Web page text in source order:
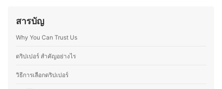
ทดลองวัตถุดิบใหม่ ๆ และแบ่งปันความรู้ผ่านบทความด้าน
สามารถนำไปต่อยอดได้อีกด้วย
สารบัญ
Why You Can Trust Us
ดริปเปอร์ สำคัญอย่างไร
วิธีการเลือกดริปเปอร์